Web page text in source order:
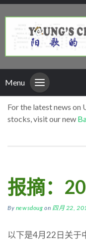
Menu
For the latest news on
stocks, visit our new
报摘：
By newsdoug on 四月 22,
以下是4月22日关于